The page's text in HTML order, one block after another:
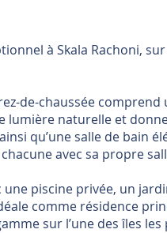
à Skala Rachoni,
de-chaussée
lumière naturelle et
qu’une salle de bain
avec sa propre
une piscine privée, un
comme résidence
sur l’une des îles